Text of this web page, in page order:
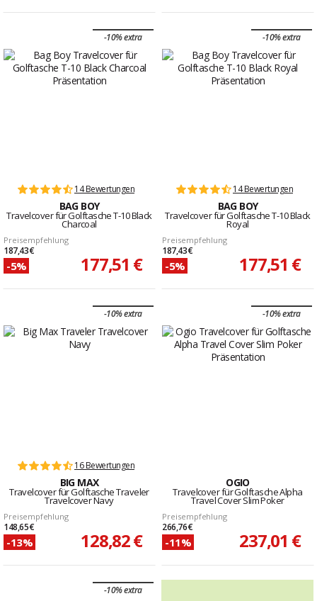
-10% extra
14 Bewertungen
BAG BOY
Travelcover für Golftasche T-10 Black
Charcoal
Preisempfehlung
187,43 €
-5% 177,51 €
-10% extra
14 Bewertungen
BAG BOY
Travelcover für Golftasche T-10 Black
Royal
Preisempfehlung
187,43 €
-5% 177,51 €
-10% extra
16 Bewertungen
BIG MAX
Travelcover für Golftasche Traveler
Travelcover Navy
Preisempfehlung
148,65 €
-13% 128,82 €
-10% extra
OGIO
Travelcover für Golftasche Alpha
Travel Cover Slim Poker
Preisempfehlung
266,76 €
-11% 237,01 €
-10% extra